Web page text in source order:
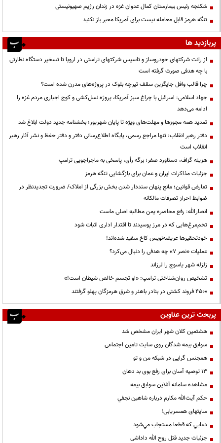
شکنجه رئیس بیمارستان کمال عدوان غزه در زندان رژیم صهیونیستی
تنگه هرمز قابل معامله نیست برای آمریکا معبر باز نکنید
پربازدید ها
از رانت‌ شرکتهای خودروساز و تاسیس شرکتهای تراستی در اروپا تا تسخیر دستگاه نظارتی
با چه هدفی صورت گرفته است
چرا قالب وافل جایگزین سقف تیرچه بلوک در پروژه‌های مدرن شده است؟
جهاد اسلامی: اسرائیل با چراغ سبز آمریکا، پروژه نسل‌کشی و کوچ اجباری مردم غزه را
ادامه می‌دهد
تمدید همه مجوزها و مهلت‌های ویژه تا پایان شهریور؛ بخشنامه جدید دولت ابلاغ شد
دفتر رهبر انقلاب: تنها مراجع رسمی، پایگاه اطلاع‌رسانی دفتر و دفتر حفظ و نشر آثار رهبر
انقلاب است
هزینه گزاف، دستاورد صفر؛ برگه رأی، پاسخی به ماجراجویی ترامپ
جزئیات مذاکرات ایران و عمان برای بازگشایی تنگه هرمز
تعارض قوانین؛ مانع پنهان سنددار شدن بخش بزرگی از املاک/ ضرورت تجدیدنظر در
ضوابط احراز تصرفات مالکانه
انصارالله: رفع محاصره یمن مطالبه اصلی ماست
تخم‌مرغ‌هایی که در مرز پوسیدند تا اقتدار اداری اثبات شود
خودتحقیرها عریضه‌نویس کاخ سفید شده‌اند!
عملیات «نصر ۷» چه هدفی را دنبال می‌کرد؟
زلزله شهر یاسوج را لرزاند
تشخیص روان‌شناختی ترامپ: «او تجسم خالص شیطان است!»
۴۵۰۰ فروند کشتی در بنادر باهنر و شرق هرمزگان پهلو گرفتند
پربحث ترین عناوین
هشتمین کلان شهر ایران مشخص شد
سوابق بیمه شدگان روی سایت تامین اجتماعی
همجنس گرایی در شبکه من و تو
13 توصیه آسان برای رفع بوی بد دهان
مشاهده سامانه آنلاين سوابق بیمه
حكم آيت‌الله مكارم درباره شاهين نجفي
سایتهای همسریابی!
دعايي كه قطعا مستجاب مي‌شود
جزئیات جدید قتل روح الله داداشی